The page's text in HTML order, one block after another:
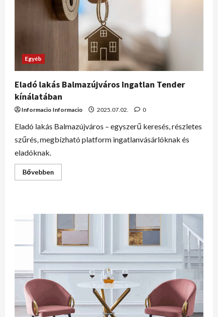
Egyéb
Eladó lakás Balmazújváros Ingatlan Tender
kínálatában
Informacio Informacio 2025.07.02. 0
Eladó lakás Balmazújváros – egyszerű keresés, részletes
szűrés, megbízható platform ingatlanvásárlóknak és
eladóknak.
Bővebben